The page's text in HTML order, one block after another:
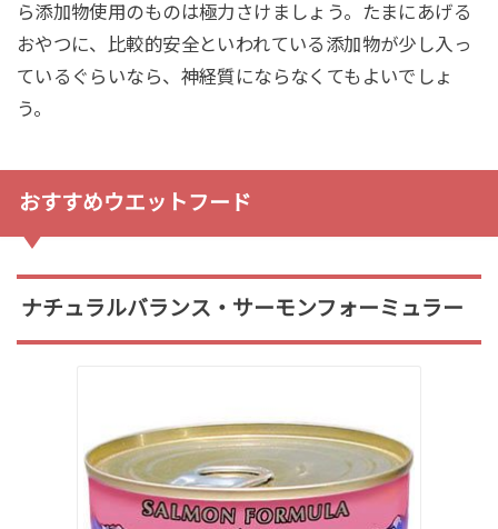
ら添加物使用のものは極力さけましょう。たまにあげる
おやつに、比較的安全といわれている添加物が少し入っ
ているぐらいなら、神経質にならなくてもよいでしょ
う。
おすすめウエットフード
ナチュラルバランス・サーモンフォーミュラー